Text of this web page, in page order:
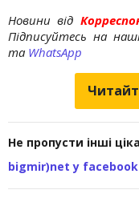
Новини від
Підписуйтесь на
та WhatsApp
Не пропусти інші
bigmir)net у facebook